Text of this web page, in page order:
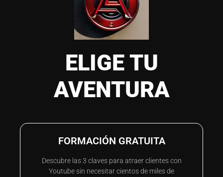
ELIGE TU
AVENTURA
FORMACIÓN GRATUITA
Descubre las 3 claves para atraer clientes con
Youtube sin necesitar cientos de miles de